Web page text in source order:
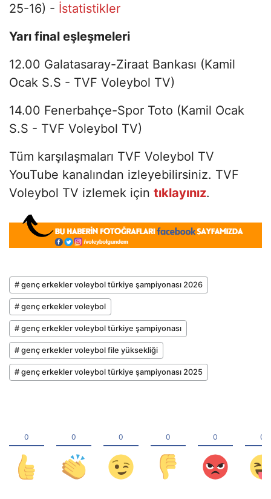
25-16) - İstatistikler
Yarı final eşleşmeleri
12.00 Galatasaray-Ziraat Bankası (Kamil
Ocak S.S - TVF Voleybol TV)
14.00 Fenerbahçe-Spor Toto (Kamil Ocak
S.S - TVF Voleybol TV)
Tüm karşılaşmaları TVF Voleybol TV
YouTube kanalından izleyebilirsiniz. TVF
Voleybol TV izlemek için tıklayınız.
# genç erkekler voleybol türkiye şampiyonası 2026
# genç erkekler voleybol
# genç erkekler voleybol türkiye şampiyonası
# genç erkekler voleybol file yüksekliği
# genç erkekler voleybol türkiye şampiyonası 2025